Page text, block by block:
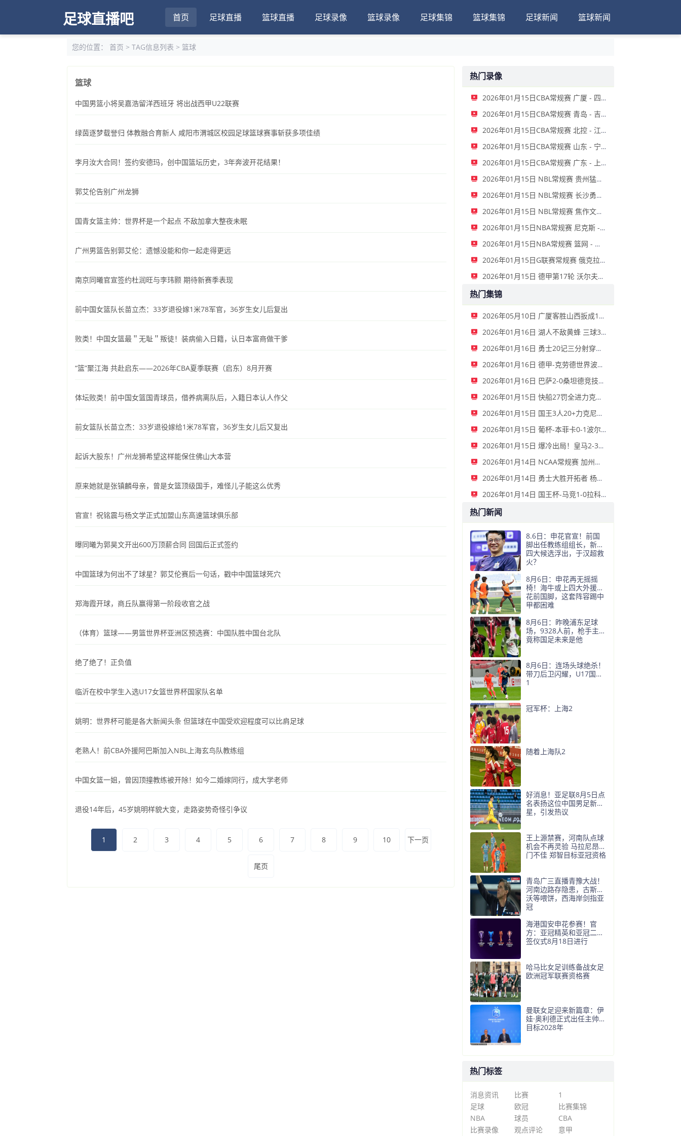
足球直播吧 首页 足球直播 篮球直播 足球录像 篮球录像 足球集锦 篮球集锦 足球新闻 篮球新闻
您的位置： 首页 > TAG信息列表 > 篮球
篮球
中国男篮小将吴嘉浩留洋西班牙 将出战西甲U22联赛
绿茵逐梦载誉归 体教融合育新人 咸阳市渭城区校园足球篮球赛事斩获多项佳绩
李月汝大合同！签约安德玛，创中国篮坛历史，3年奔波开花结果！
郭艾伦告别广州龙狮
国青女篮主帅：世界杯是一个起点 不敌加拿大整夜未眠
广州男篮告别郭艾伦：遗憾没能和你一起走得更远
南京同曦官宣签约杜润旺与李玮颢 期待新赛季表现
前中国女篮队长苗立杰：33岁退役嫁1米78军官，36岁生女儿后复出
败类！中国女篮最＂无耻＂叛徒！装病偷入日籍，认日本富商做干爹
“篮”聚江海 共赴启东——2026年CBA夏季联赛（启东）8月开赛
体坛败类！前中国女篮国青球员，借养病离队后，入籍日本认人作父
前女篮队长苗立杰：33岁退役嫁给1米78军官，36岁生女儿后又复出
起诉大股东！广州龙狮希望这样能保住佛山大本营
原来她就是张镇麟母亲，曾是女篮顶级国手，难怪儿子能这么优秀
官宣！祝铭震与杨文学正式加盟山东高速篮球俱乐部
曝同曦为郭昊文开出600万顶薪合同 回国后正式签约
中国篮球为何出不了球星？郭艾伦赛后一句话，戳中中国篮球死穴
郑海霞开球，商丘队赢得第一阶段收官之战
（体育）篮球——男篮世界杯亚洲区预选赛：中国队胜中国台北队
绝了绝了！正负值
临沂在校中学生入选U17女篮世界杯国家队名单
姚明：世界杯可能是各大新闻头条 但篮球在中国受欢迎程度可以比肩足球
老熟人！前CBA外援阿巴斯加入NBL上海玄鸟队教练组
中国女篮一姐，曾因顶撞教练被开除！如今二婚嫁同行，成大学老师
退役14年后，45岁姚明样貌大变，走路姿势奇怪引争议
1 2 3 4 5 6 7 8 9 10 下一页
尾页
热门录像
2026年01月15日CBA常规赛 广厦 - 四川 全场录像
2026年01月15日CBA常规赛 青岛 - 吉林 全场录像
2026年01月15日CBA常规赛 北控 - 江苏 全场录像
2026年01月15日CBA常规赛 山东 - 宁波 全场录像
2026年01月15日CBA常规赛 广东 - 上海 全场录像
2026年01月15日 NBL常规赛 贵州猛龙 VS 合肥狂风 全场录像
2026年01月15日 NBL常规赛 长沙勇胜 VS 安徽皖江龙 全场录像
2026年01月15日 NBL常规赛 焦作文旅 VS 香港金牛 全场录像
2026年01月15日NBA常规赛 尼克斯 - 国王 全场录像
2026年01月15日NBA常规赛 篮网 - 鹈鹕 全场录像
2026年01月15日G联赛常规赛 俄克拉荷马城蓝 - 撕裂之城混音 全场录像
2026年01月15日 德甲第17轮 沃尔夫斯堡vs圣保利 全场录像
热门集锦
2026年05月10日 广厦客胜山西扳成1-1 胡金秋17+11 迪亚洛关键上篮不中
2026年01月16日 湖人不敌黄蜂 三球30+11&9记三分 东契奇39分 詹姆斯29+9+6
2026年01月16日 勇士20记三分射穿尼克斯！库里27+7 巴特勒32+8 穆迪三分9中7
2026年01月16日 德甲-克劳德世界波柳比西奇绝平 十人柏林联合1-1奥格斯堡
2026年01月16日 巴萨2-0桑坦德竞技晋级国王杯八强 费兰单刀球破门亚马尔建功
2026年01月15日 快船27罚全进力克奇才迎来4连胜 哈登22+5+8 伦纳德33分4断
2026年01月15日 国王3人20+力克尼克斯 德罗赞里程碑 威少11助 布伦森伤退
2026年01月15日 葡杯-本菲卡0-1波尔图止步八强 贝德纳雷克制胜帕夫利季斯失良机
2026年01月15日 爆冷出局！皇马2-3遭西乙队阿尔瓦塞特补时绝杀 无缘国王杯8强
2026年01月14日 NCAA常规赛 加州圣玛丽大学 82 - 68 旧金山大学 全场集锦
2026年01月14日 勇士大胜开拓者 杨瀚森3分2板 巴特勒16+6+5 库里9中2送11助
2026年01月14日 国王杯-马竞1-0拉科鲁尼亚 格列兹曼十分角任意球破门+远射中横梁
热门新闻
8.6日：申花官宣！前国
脚出任教练组组长，新帅
四大候选浮出，于汉超救
火？
8月6日：申花再无摇摇
椅！海牛或上四大外援摧
花前国脚，这套阵容踢中
甲都困难
8月6日：昨晚浦东足球
场，9328人前，枪手主帅
竟称国足未来是他
8月6日：连场头球绝杀！
带刀后卫闪耀，U17国足
1
冠军杯：上海2
随着上海队2
好消息！亚足联8月5日点
名表扬这位中国男足新
星，引发热议
王上源禁赛，河南队点球
机会不再灵验 马拉尼昂射
门不佳 郑智目标亚冠资格
青岛广三直播青豫大战！
河南边路存隐患，古斯塔
沃等喂饼，西海岸剑指亚
冠
海港国安申花参赛！官
方：亚冠精英和亚冠二抽
签仪式8月18日进行
哈马比女足训练备战女足
欧洲冠军联赛资格赛
曼联女足迎来新篇章：伊
娃·奥利德正式出任主帅，
目标2028年
热门标签
消息资讯 比赛
1
足球
欧冠
比赛集锦
NBA
球员
CBA
比赛录像
观点评论 意甲